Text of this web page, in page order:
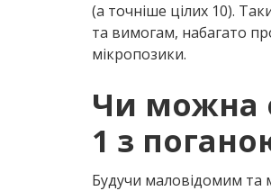
(а точніше цілих 10).
та вимогам, набагато
мікропозики.
Чи можна
1 з
Будучи маловідомим та